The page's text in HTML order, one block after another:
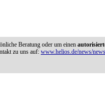
Beratung oder um einen
zu uns auf: www.helios.de/news/